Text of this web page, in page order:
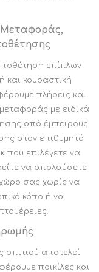
Μεταφοράς,
επίπλων
και κουραστική
πλήρεις και
με ειδικά
από έμπειρους
στον επιθυμητό
που επιλέγετε να
να απολαύσετε
σας χωρίς να
κόπο ή να
σπιτιού αποτελεί
ποικίλες και